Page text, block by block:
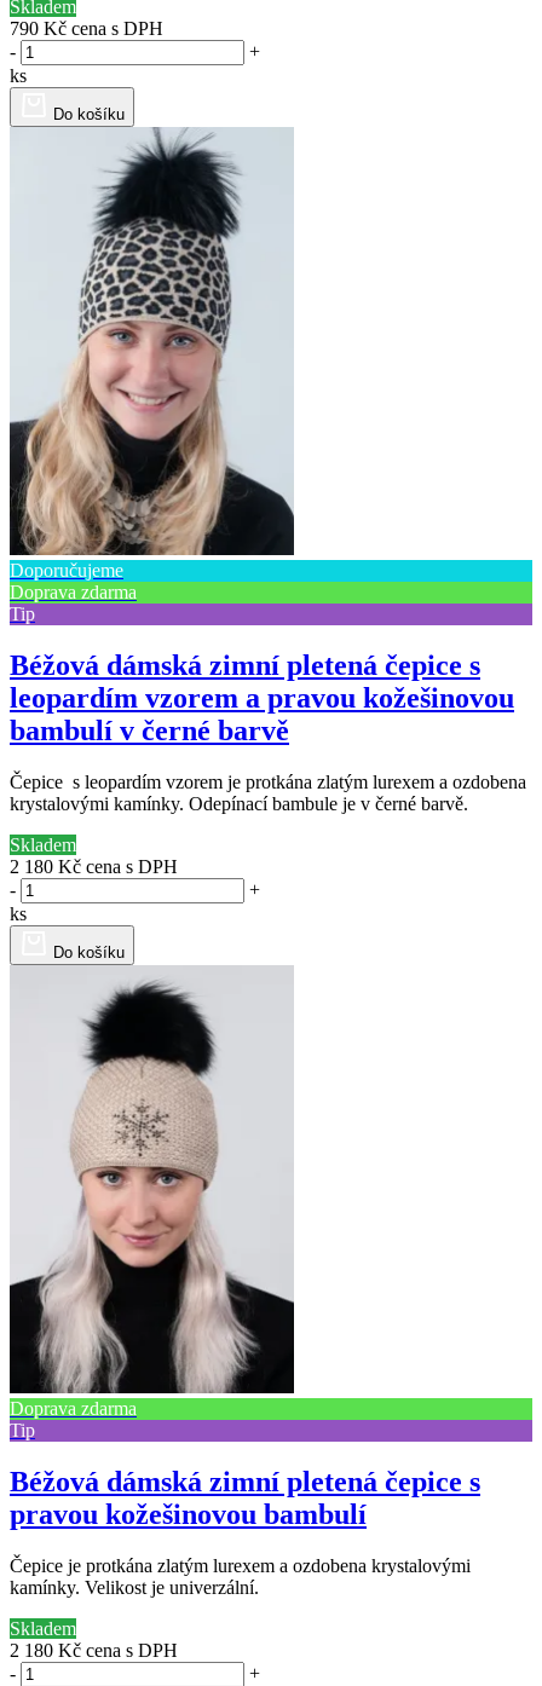
Skladem
790 Kč cena s DPH
-
+
ks
Do košíku
Doporučujeme
Doprava zdarma
Tip
Béžová dámská zimní pletená čepice s
leopardím vzorem a pravou kožešinovou
bambulí v černé barvě
Čepice s leopardím vzorem je protkána zlatým lurexem a ozdobena
krystalovými kamínky. Odepínací bambule je v černé barvě.
Skladem
2 180 Kč cena s DPH
-
+
ks
Do košíku
Doprava zdarma
Tip
Béžová dámská zimní pletená čepice s
pravou kožešinovou bambulí
Čepice je protkána zlatým lurexem a ozdobena krystalovými
kamínky. Velikost je univerzální.
Skladem
2 180 Kč cena s DPH
-
+